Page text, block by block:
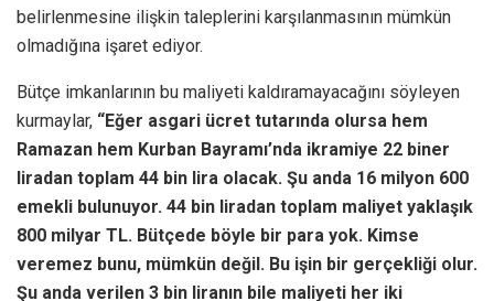
belirlenmesine ilişkin taleplerini karşılanmasının mümkün
olmadığına işaret ediyor.
Bütçe imkanlarının bu maliyeti kaldıramayacağını söyleyen
kurmaylar, “Eğer asgari ücret tutarında olursa hem
Ramazan hem Kurban Bayramı’nda ikramiye 22 biner
liradan toplam 44 bin lira olacak. Şu anda 16 milyon 600
emekli bulunuyor. 44 bin liradan toplam maliyet yaklaşık
800 milyar TL. Bütçede böyle bir para yok. Kimse
veremez bunu, mümkün değil. Bu işin bir gerçekliği olur.
Şu anda verilen 3 bin liranın bile maliyeti her iki